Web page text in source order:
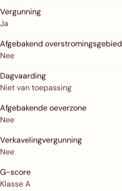
Vergunning
Ja
Afgebakend overstromingsgebied
Nee
Dagvaarding
Niet van toepassing
Afgebakende oeverzone
Nee
Verkavelingvergunning
Nee
G-score
Klasse A